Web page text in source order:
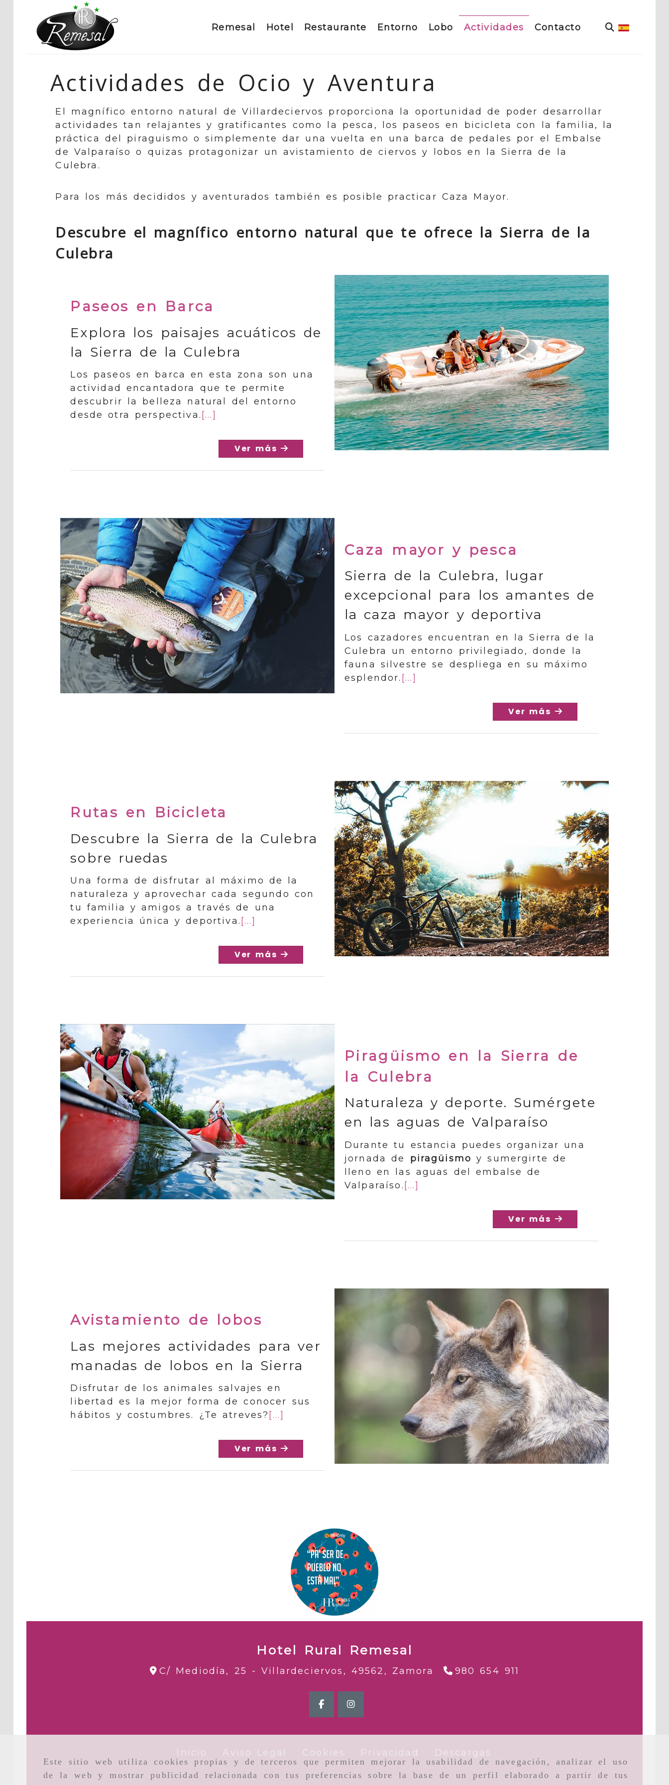
Este sitio web utiliza cookies propias y de terceros que permiten mejorar la usabilidad de navegación, analizar el uso
de la web y mostrar publicidad relacionada con tus preferencias sobre la base de un perfil elaborado a partir de tus
Remesal Hotel Restaurante Entorno Lobo Actividades Contacto
Actividades de Ocio y Aventura
El magnífico entorno natural de Villardeciervos proporciona la oportunidad de poder desarrollar
actividades tan relajantes y gratificantes como la pesca, los paseos en bicicleta con la familia, la
práctica del piraguismo o simplemente dar una vuelta en una barca de pedales por el Embalse
de Valparaíso o quizas protagonizar un avistamiento de ciervos y lobos en la Sierra de la
Culebra.
Para los más decididos y aventurados también es posible practicar Caza Mayor.
Descubre el magnífico entorno natural que te ofrece la Sierra de la
Culebra
Paseos en Barca
Explora los paisajes acuáticos de
la Sierra de la Culebra
Los paseos en barca en esta zona son una
actividad encantadora que te permite
descubrir la belleza natural del entorno
desde otra perspectiva. [...]
Ver más
Caza mayor y pesca
Sierra de la Culebra, lugar
excepcional para los amantes de
la caza mayor y deportiva
Los cazadores encuentran en la Sierra de la
Culebra un entorno privilegiado, donde la
fauna silvestre se despliega en su máximo
esplendor. [...]
Ver más
Rutas en Bicicleta
Descubre la Sierra de la Culebra
sobre ruedas
Una forma de disfrutar al máximo de la
naturaleza y aprovechar cada segundo con
tu familia y amigos a través de una
experiencia única y deportiva. [...]
Ver más
Piragüismo en la Sierra de
la Culebra
Naturaleza y deporte. Sumérgete
en las aguas de Valparaíso
Durante tu estancia puedes organizar una
jornada de piragüismoy sumergirte de
lleno en las aguas del embalse de
Valparaíso.[...]
Ver más
Avistamiento de lobos
Las mejores actividades para ver
manadas de lobos en la Sierra
Disfrutar de los animales salvajes en
libertad es la mejor forma de conocer sus
hábitos y costumbres. ¿Te atreves? [...]
Ver más
Hotel Rural Remesal
C/ Mediodía, 25 -Villardeciervos, 49562, Zamora 980 654 911
Inicio Aviso Legal Cookies Privacidad Descargas